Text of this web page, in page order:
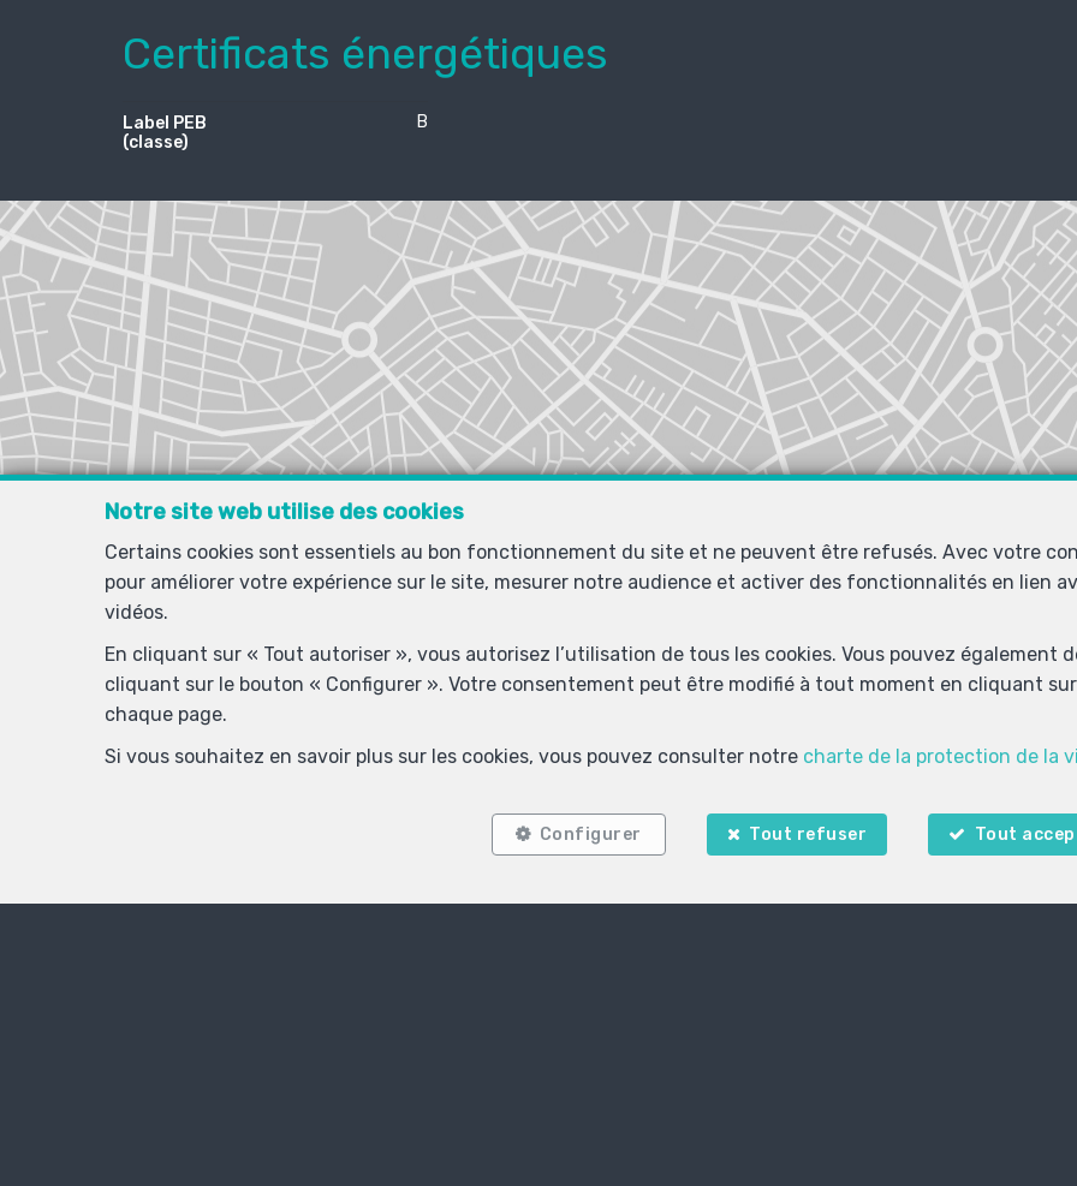
Certificats énergétiques
Label PEB
(classe)
B
Notre site web utilise des cookies
Certains cookies sont essentiels au bon fonctionnement du site et ne peuvent être refusés. Avec votre
pour améliorer votre expérience sur le site, mesurer notre audience et activer des fonctionnalités en lien
vidéos.
En cliquant sur « Tout autoriser », vous autorisez l’utilisation de tous les cookies. Vous pouvez également
cliquant sur le bouton « Configurer ». Votre consentement peut être modifié à tout moment en cliquant
chaque page.
Si vous souhaitez en savoir plus sur les cookies, vous pouvez consulter notre charte de la protection de la
Configurer Tout refuser Tout